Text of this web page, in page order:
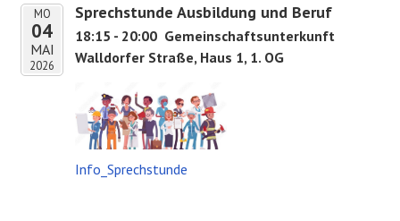
MO
04
MAI
2026
Sprechstunde Ausbildung und Beruf
18:15 - 20:00 Gemeinschaftsunterkunft
Walldorfer Straße, Haus 1, 1. OG
Info_Sprechstunde